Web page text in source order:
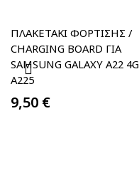
ΠΛΑΚΕΤΆΚΙ ΦΌΡΤΙΣΗΣ /
CHARGING BOARD ΓΙΑ
SAMSUNG GALAXY A22 4G
A225
9,50 €